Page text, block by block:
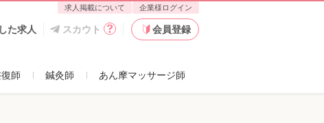
求人掲載について 企業様ログイン
た求人 スカウト 会員登録
師 鍼灸師 あん摩マッサージ師